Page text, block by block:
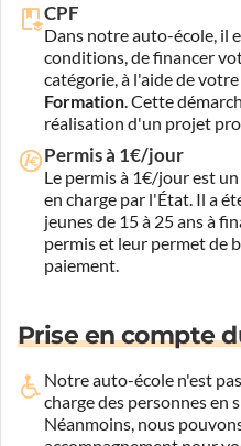
CPF
Dans notre auto-école, il
conditions, de financer
catégorie, à l'aide de votre
Formation. Cette
réalisation d'un projet
Permis à 1€/jour
Le permis à 1€/jour est
en charge par l'État. Il a
jeunes de 15 à 25 ans à
permis et leur permet de
paiement.
Prise en compte
Notre auto-école n'est
charge des personnes en
Néanmoins, nous